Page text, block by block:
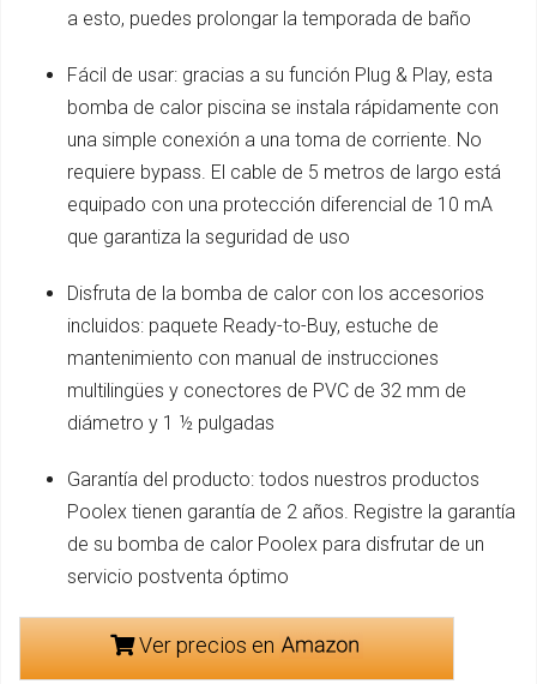
a esto, puedes prolongar la temporada de baño
Fácil de usar: gracias a su función Plug & Play, esta
bomba de calor piscina se instala rápidamente con
una simple conexión a una toma de corriente. No
requiere bypass. El cable de 5 metros de largo está
equipado con una protección diferencial de 10 mA
que garantiza la seguridad de uso
Disfruta de la bomba de calor con los accesorios
incluidos: paquete Ready-to-Buy, estuche de
mantenimiento con manual de instrucciones
multilingües y conectores de PVC de 32 mm de
diámetro y 1 ½ pulgadas
Garantía del producto: todos nuestros productos
Poolex tienen garantía de 2 años. Registre la garantía
de su bomba de calor Poolex para disfrutar de un
servicio postventa óptimo
Ver precios en